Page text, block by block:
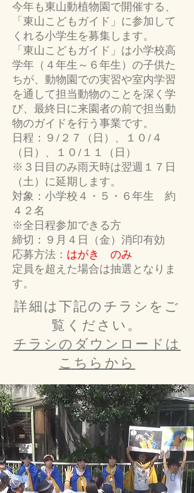
今年も東山動植物園で開催する、
「東山こどもガイド」に参加して
くれる小学生を募集します。
「東山こどもガイド」は小学校高
学年（４年生～６年生）の子供た
ちが、動物園での実習や室内学習
を通して担当動物のことを深く学
び、最終日に来園者の前で担当動
物のガイドを行う事業です。
日程：９/２７（日）、１０/４
（日）、１０/１１（日）
※３日目のみ雨天時は翌週１７日
（土）に延期します。
対象：小学校４・５・６年生 約
４２名
※全日程参加できる方
締切：９月４日（金）消印有効
​応募方法： はがき のみ
定員を超えた場合は抽選となりま
す。
詳細は下記のチラシをご
覧ください。
チラシのダウンロードは
こちらから